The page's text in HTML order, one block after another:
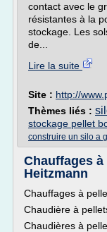
contact avec le
résistantes à la
stockage. Les
de...
Lire la suite
Site : http://
Thèmes liés :
stockage pellet
construire un silo a
Chauffages à
Heitzmann
Chauffages à
Chaudière à
Chaudières à